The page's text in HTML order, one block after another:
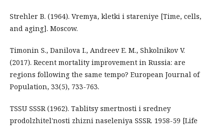
Strehler B. (1964). Vremya, kletki i stareniye [Time, cells,
and aging]. Moscow.
Timonin S., Danilova I., Andreev E. M., Shkolnikov V.
(2017). Recent mortality improvement in Russia: are
regions following the same tempo? European Journal of
Population, 33(5), 733-763.
TSSU SSSR (1962). Tablitsy smertnosti i sredney
prodolzhitel'nosti zhizni naseleniya SSSR. 1958-59 [Life